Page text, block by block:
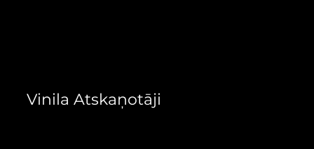
Vinila Atskaņotāji